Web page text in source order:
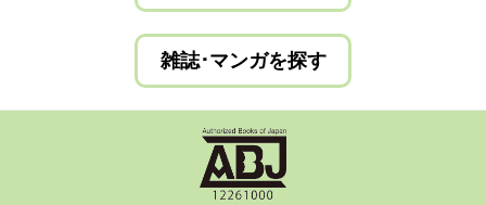
雑誌･マンガを探す